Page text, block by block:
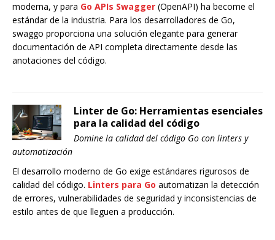
moderna, y para Go APIs Swagger (OpenAPI) ha become el
estándar de la industria. Para los desarrolladores de Go,
swaggo proporciona una solución elegante para generar
documentación de API completa directamente desde las
anotaciones del código.
Linter de Go: Herramientas esenciales
para la calidad del código
Domine la calidad del código Go con linters y
automatización
El desarrollo moderno de Go exige estándares rigurosos de
calidad del código. Linters para Go automatizan la detección
de errores, vulnerabilidades de seguridad y inconsistencias de
estilo antes de que lleguen a producción.